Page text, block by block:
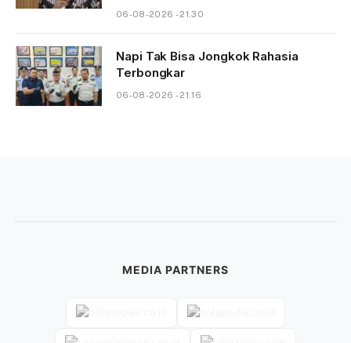
06-08-2026 - 21.30
Napi Tak Bisa Jongkok Rahasia
Terbongkar
06-08-2026 - 21.16
MEDIA PARTNERS